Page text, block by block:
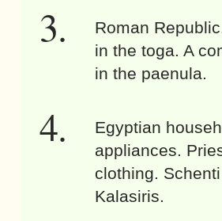
Roman
in the toga. A
in the paenula.
Egyptian
appliances.
clothing.
Kalasiris.